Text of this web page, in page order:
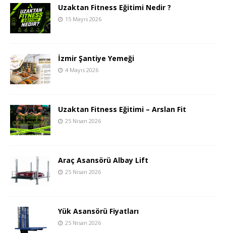
Uzaktan Fitness Eğitimi Nedir ?
15 Mayıs 2026
İzmir Şantiye Yemeği
4 Mayıs 2026
Uzaktan Fitness Eğitimi – Arslan Fit
25 Nisan 2026
Araç Asansörü Albay Lift
25 Nisan 2026
Yük Asansörü Fiyatları
25 Nisan 2026